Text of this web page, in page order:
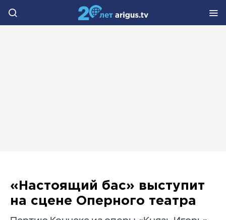
«Настоящий бас» выступит
на сцене Оперного театра